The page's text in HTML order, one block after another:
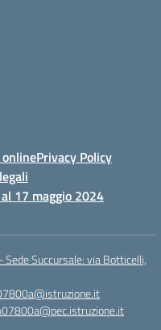
Privacy Policy
17 maggio 2024
Succursale: via Botticelli,